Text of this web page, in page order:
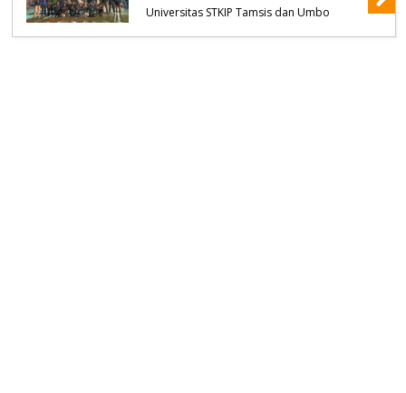
Universitas STKIP Tamsis dan Umbo